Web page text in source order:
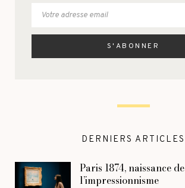
DERNIERS ARTICLES
Paris 1874, naissance de
l’impressionnisme